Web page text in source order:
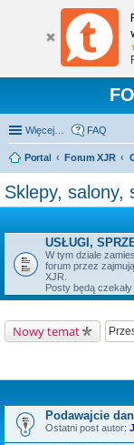
Więcej… FAQ
Portal Forum XJR
Sklepy, salony,
USŁUGI,
W tym dziale
forum przez
XJR.
Posty będą
Nowy temat
Podawajcie
Ostatni post autor: